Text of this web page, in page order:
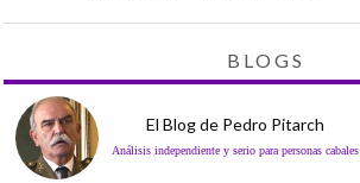
BLOGS
El Blog de Pedro Pitarch
Análisis independiente y serio para personas cabales